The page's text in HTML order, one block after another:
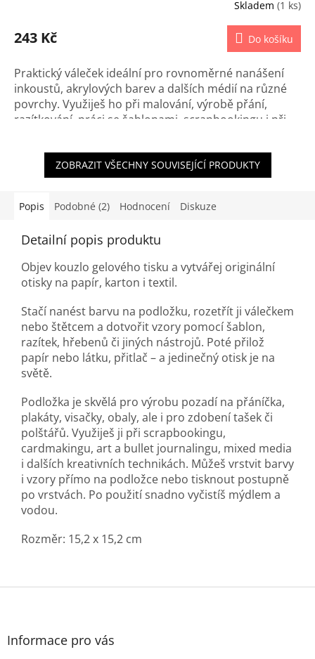
Skladem (1 ks)
243 Kč Do košíku
Praktický váleček ideální pro rovnoměrné nanášení
inkoustů, akrylových barev a dalších médií na různé
povrchy. Využiješ ho při malování, výrobě přání,
razítkování, práci se šablonami, scrapbookingu i při
ZOBRAZIT VŠECHNY SOUVISEJÍCÍ PRODUKTY
Popis Podobné (2) Hodnocení Diskuze
Detailní popis produktu
Objev kouzlo gelového tisku a vytvářej originální
otisky na papír, karton i textil.
Stačí nanést barvu na podložku, rozetřít ji válečkem
nebo štětcem a dotvořit vzory pomocí šablon,
razítek, hřebenů či jiných nástrojů. Poté přilož
papír nebo látku, přitlač – a jedinečný otisk je na
světě.
Podložka je skvělá pro výrobu pozadí na přáníčka,
plakáty, visačky, obaly, ale i pro zdobení tašek či
polštářů. Využiješ ji při scrapbookingu,
cardmakingu, art a bullet journalingu, mixed media
i dalších kreativních technikách. Můžeš vrstvit barvy
i vzory přímo na podložce nebo tisknout postupně
po vrstvách. Po použití snadno vyčistíš mýdlem a
vodou.
Rozměr: 15,2 x 15,2 cm
Z
Informace pro vás